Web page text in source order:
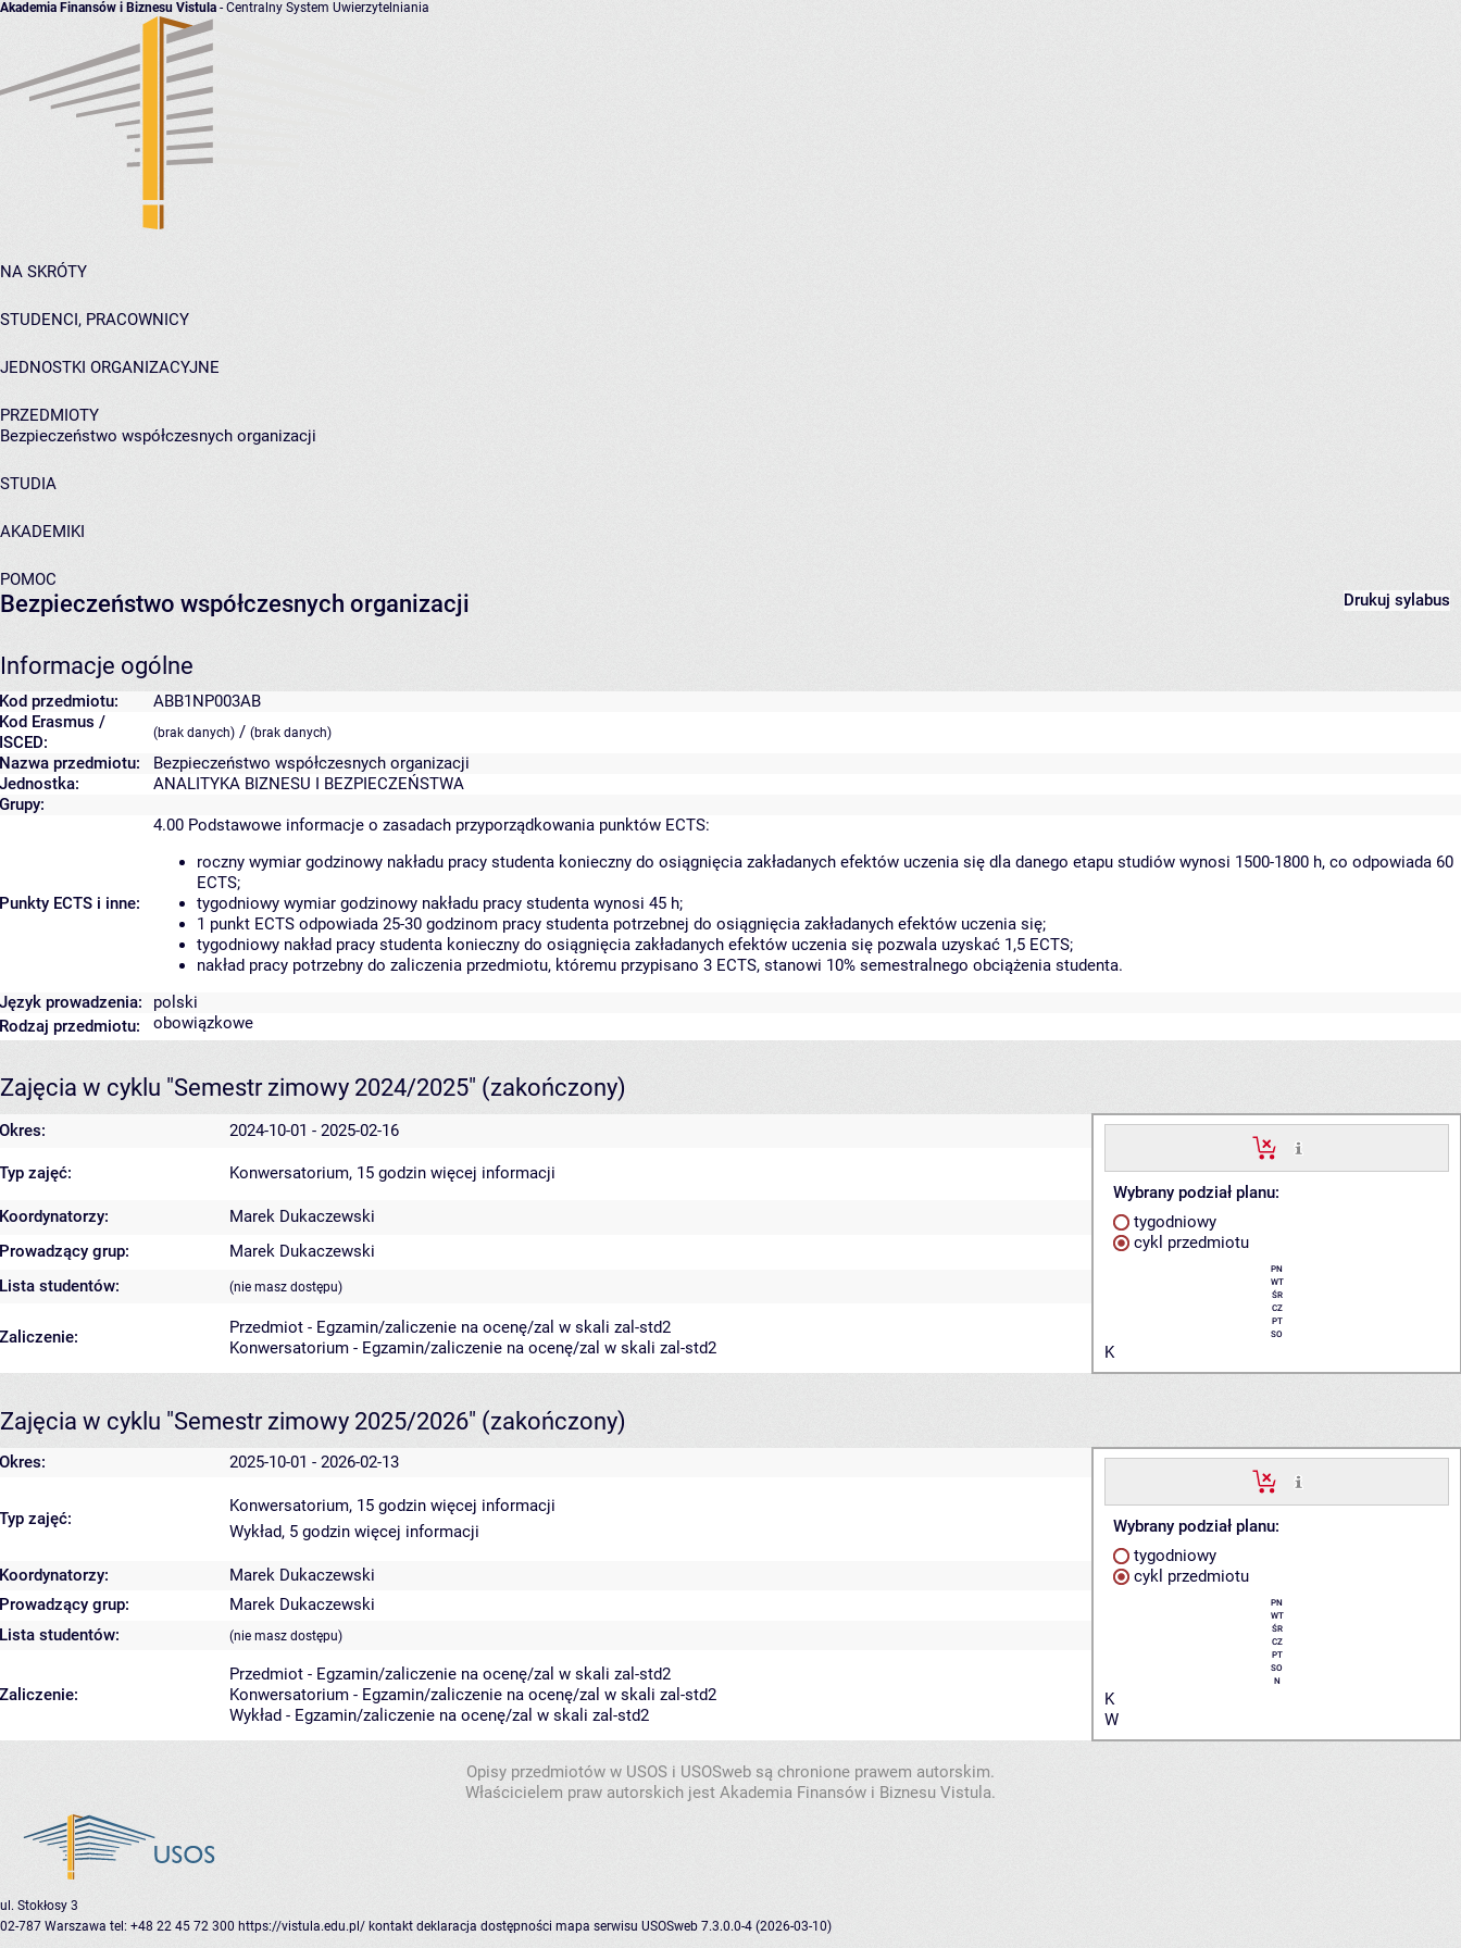
Akademia Finansów i Biznesu Vistula - Centralny System Uwierzytelniania
NA SKRÓTY
STUDENCI, PRACOWNICY
JEDNOSTKI ORGANIZACYJNE
PRZEDMIOTY
Bezpieczeństwo współczesnych organizacji
STUDIA
AKADEMIKI
POMOC
Drukuj sylabus
Bezpieczeństwo współczesnych organizacji
Informacje ogólne
Kod przedmiotu:
ABB1NP003AB
Kod Erasmus /
ISCED:
(brak danych) / (brak danych)
Nazwa przedmiotu:
Bezpieczeństwo współczesnych organizacji
Jednostka:
ANALITYKA BIZNESU I BEZPIECZEŃSTWA
Grupy:
Punkty ECTS i inne:
4.00 Podstawowe informacje o zasadach przyporządkowania punktów ECTS:
roczny wymiar godzinowy nakładu pracy studenta konieczny do osiągnięcia zakładanych efektów uczenia się dla danego etapu studiów wynosi 1500-1800 h, co odpowiada 60
ECTS;
tygodniowy wymiar godzinowy nakładu pracy studenta wynosi 45 h;
1 punkt ECTS odpowiada 25-30 godzinom pracy studenta potrzebnej do osiągnięcia zakładanych efektów uczenia się;
tygodniowy nakład pracy studenta konieczny do osiągnięcia zakładanych efektów uczenia się pozwala uzyskać 1,5 ECTS;
nakład pracy potrzebny do zaliczenia przedmiotu, któremu przypisano 3 ECTS, stanowi 10% semestralnego obciążenia studenta.
Język prowadzenia:
polski
Rodzaj przedmiotu:
obowiązkowe
Zajęcia w cyklu "Semestr zimowy 2024/2025" (zakończony)
Okres: 2024-10-01 - 2025-02-16
Wybrany podział planu:
tygodniowy
cykl przedmiotu
PN
WT
ŚR
CZ
PT
SO
K
Typ zajęć: Konwersatorium, 15 godzin więcej informacji
Koordynatorzy:
Marek Dukaczewski
Prowadzący grup:
Marek Dukaczewski
Lista studentów:
(nie masz dostępu)
Zaliczenie:
Przedmiot - Egzamin/zaliczenie na ocenę/zal w skali zal-std2
Konwersatorium - Egzamin/zaliczenie na ocenę/zal w skali zal-std2
Zajęcia w cyklu "Semestr zimowy 2025/2026" (zakończony)
Okres: 2025-10-01 - 2026-02-13
Wybrany podział planu:
tygodniowy
cykl przedmiotu
PN
WT
ŚR
CZ
PT
SO
N
K
W
Typ zajęć:
Konwersatorium, 15 godzin więcej informacji
Wykład, 5 godzin więcej informacji
Koordynatorzy:
Marek Dukaczewski
Prowadzący grup:
Marek Dukaczewski
Lista studentów:
(nie masz dostępu)
Zaliczenie:
Przedmiot - Egzamin/zaliczenie na ocenę/zal w skali zal-std2
Konwersatorium - Egzamin/zaliczenie na ocenę/zal w skali zal-std2
Wykład - Egzamin/zaliczenie na ocenę/zal w skali zal-std2
Opisy przedmiotów w USOS i USOSweb są chronione prawem autorskim.
Właścicielem praw autorskich jest Akademia Finansów i Biznesu Vistula.
ul. Stokłosy 3
02-787 Warszawa tel: +48 22 45 72 300 https://vistula.edu.pl/ kontakt deklaracja dostępności mapa serwisu USOSweb 7.3.0.0-4 (2026-03-10)